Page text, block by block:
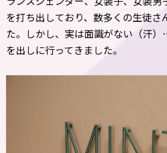
を打ち出しており、数多くの生徒さ
た。しかし、実は面識がない（汗
を出しに行ってきました。